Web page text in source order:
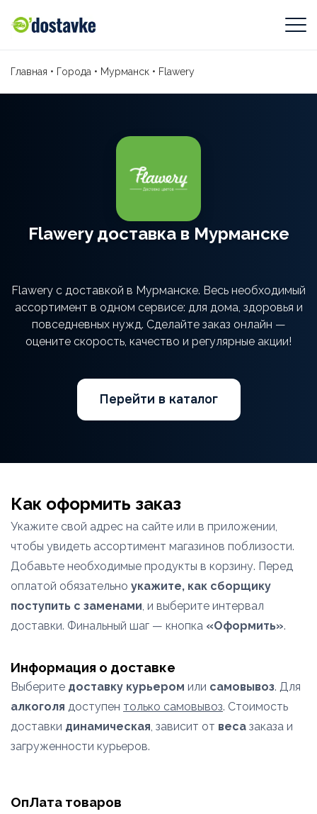
Главная • Города • Мурманск • Flawery
Flawery доставка в Мурманске
Flawery с доставкой в Мурманске. Весь необходимый
ассортимент в одном сервисе: для дома, здоровья и
повседневных нужд. Сделайте заказ онлайн —
оцените скорость, качество и регулярные акции!
Перейти в каталог
Как оформить заказ
Укажите свой адрес на сайте или в приложении,
чтобы увидеть ассортимент магазинов поблизости.
Добавьте необходимые продукты в корзину. Перед
оплатой обязательно укажите, как сборщику
поступить с заменами, и выберите интервал
доставки. Финальный шаг — кнопка «Оформить».
Информация о доставке
Выберите доставку курьером или самовывоз. Для
алкоголя доступен только самовывоз. Стоимость
доставки динамическая, зависит от веса заказа и
загруженности курьеров.
ОпЛата товаров